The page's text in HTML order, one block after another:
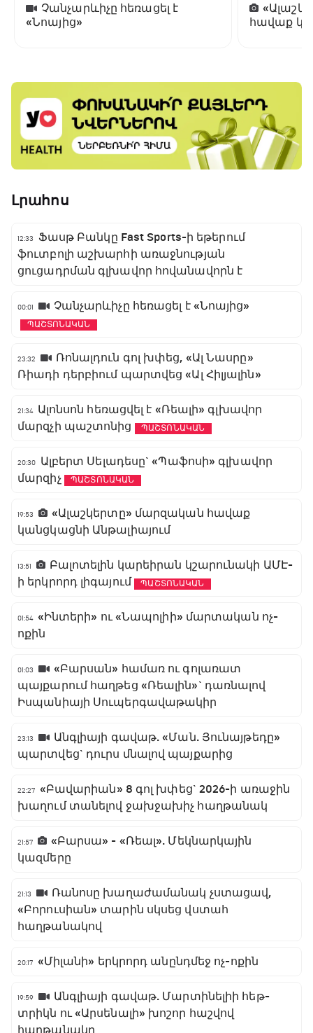
Չանչարևիչը հեռացել է
«Նոայից»
հավաք
Լրահոս
12:33
Ֆասթ Բանկը Fast Sports-ի եթերում
ֆուտբոլի աշխարհի առաջնության
ցուցադրման գլխավոր հովանավորն է
00:01 Չանչարևիչը հեռացել է «Նոայից»
ՊԱՇՏՈՆԱԿԱՆ
23:32
Ռոնալդուն գոլ խփեց, «Ալ Նասրը»
Ռիադի դերբիում պարտվեց «Ալ Հիլյալին»
21:34 Ալոնսոն հեռացվել է «Ռեալի» գլխավոր
մարզչի պաշտոնից
ՊԱՇՏՈՆԱԿԱՆ
20:30
Ալբերտ Սելադեսը` «Պաֆոսի» գլխավոր
մարզիչ
ՊԱՇՏՈՆԱԿԱՆ
19:53
«Ալաշկերտը» մարզական հավաք
կանցկացնի Անթալիայում
13:51
Բալոտելին կարեիրան կշարունակի ԱՄԷ-
ի երկրորդ լիգայում
ՊԱՇՏՈՆԱԿԱՆ
01:54 «Ինտերի» ու «Նապոլիի» մարտական ոչ-
ոքին
01:03
«Բարսան» համառ ու գոլառատ
պայքարում հաղթեց «Ռեալին»` դառնալով
Իսպանիայի Սուպերգավաթակիր
23:13
Անգլիայի գավաթ. «Ման. Յունայթեդը»
պարտվեց` դուրս մնալով պայքարից
22:27 «Բավարիան» 8 գոլ խփեց` 2026-ի առաջին
խաղում տանելով ջախջախիչ հաղթանակ
21:57
«Բարսա» - «Ռեալ». Մեկնարկային
կազմերը
21:13
Ռանոսը խաղաժամանակ չստացավ,
«Բորուսիան» տարին սկսեց վստահ
հաղթանակով
20:17 «Միլանի» երկրորդ անընդմեջ ոչ-ոքին
19:59
Անգլիայի գավաթ. Մարտինելիի հեթ-
տրիկն ու «Արսենալի» խոշոր հաշվով
հաղթանակը